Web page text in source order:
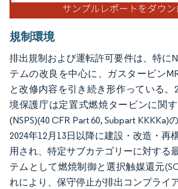
規制環境
排出規制および運転許可要件は、特に
テムの改良を中心に、ガスタービン
と改修内容を引き続き形作っている。
境保護庁は定置式燃焼タービンに関
(NSPS)(40 CFR Part 60, Subpart KKKKa)
2024年12月13日以降に建設・改造・再
用され、特定サブカテゴリーに対する
テムとして燃焼制御と選択触媒還元
れにより、保守停止が排出コンプライ